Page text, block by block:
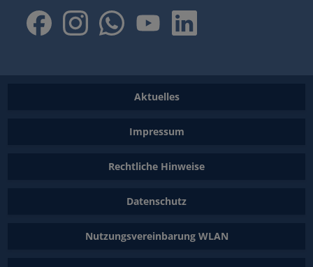
Aktuelles
Impressum
Rechtliche Hinweise
Datenschutz
Nutzungsvereinbarung WLAN